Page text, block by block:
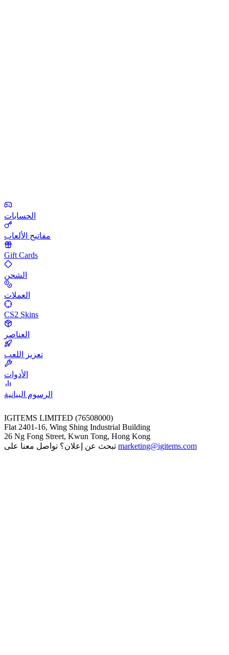
الحسابات
مفاتيح الألعاب
Gift Cards
الشحن
العملات
CS2 Skins
العناصر
تعزيز اللعب
الأدوات
الرسوم البيانية
IGITEMS LIMITED (76508000)
Flat 2401-16, Wing Shing Industrial Building
26 Ng Fong Street, Kwun Tong, Hong Kong
marketing@igitems.com